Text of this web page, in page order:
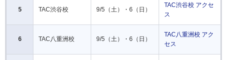
5 TAC渋谷校 9/5（土）・6（日）
TAC渋谷校 アクセ
ス
6 TAC八重洲校 9/5（土）・6（日）
TAC八重洲校 アク
セス